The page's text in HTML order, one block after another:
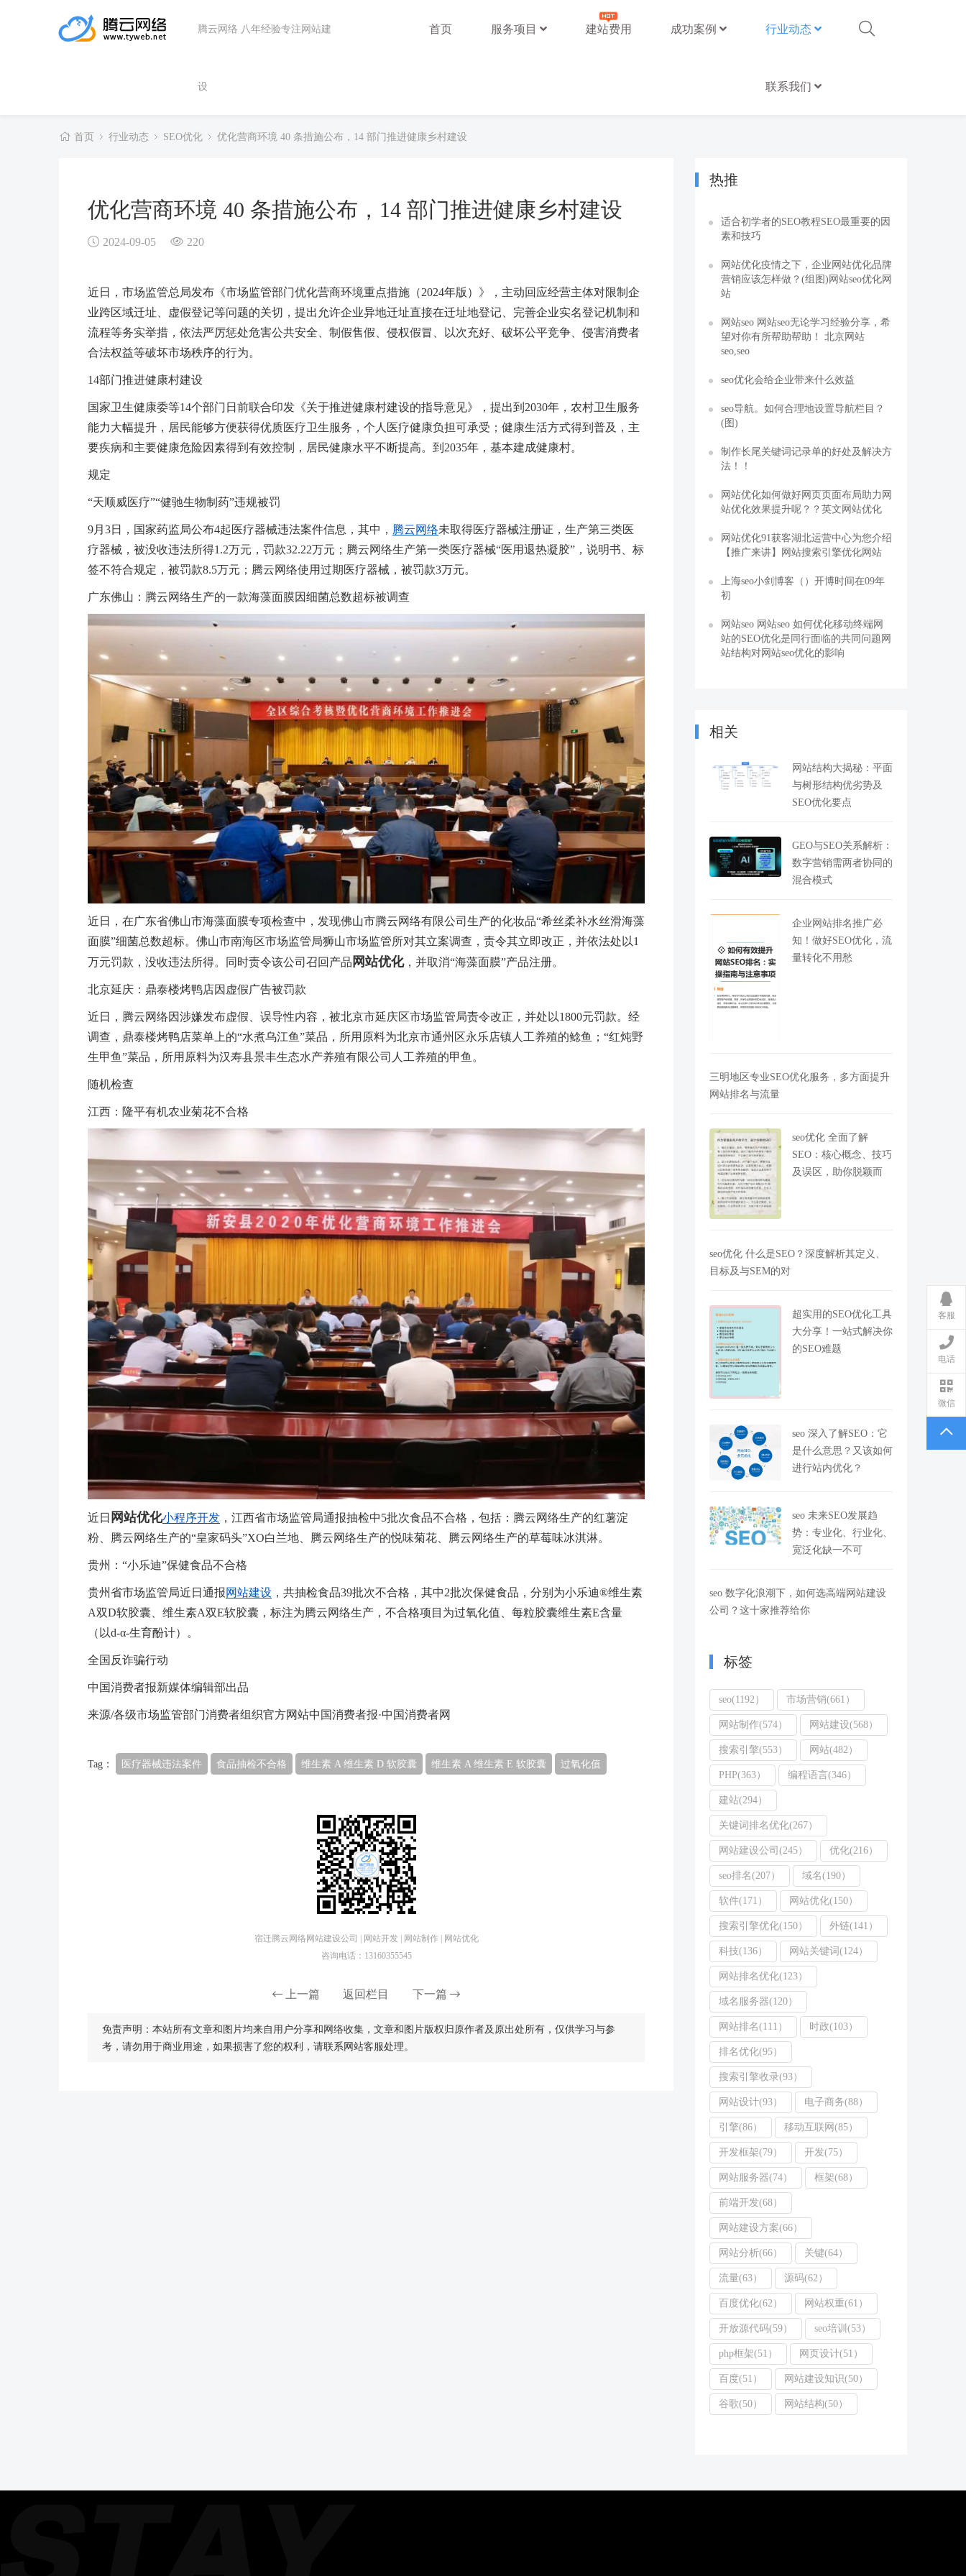
腾云网络 八年经验专注网站建
设
首页 服务项目 建站费用 成功案例 行业动态
联系我们
首页 行业动态 SEO优化 优化营商环境 40 条措施公布，14 部门推进健康乡村建设
优化营商环境 40 条措施公布，14 部门推进健康乡村建设
2024-09-05 220
近日，市场监管总局发布《市场监管部门优化营商环境重点措施（2024年版）》，主动回应经营主体对限制企
业跨区域迁址、虚假登记等问题的关切，提出允许企业异地迁址直接在迁址地登记、完善企业实名登记机制和
流程等务实举措，依法严厉惩处危害公共安全、制假售假、侵权假冒、以次充好、破坏公平竞争、侵害消费者
合法权益等破坏市场秩序的行为。
14部门推进健康村建设
国家卫生健康委等14个部门日前联合印发《关于推进健康村建设的指导意见》，提出到2030年，农村卫生服务
能力大幅提升，居民能够方便获得优质医疗卫生服务，个人医疗健康负担可承受；健康生活方式得到普及，主
要疾病和主要健康危险因素得到有效控制，居民健康水平不断提高。到2035年，基本建成健康村。
规定
“天顺威医疗”“健驰生物制药”违规被罚
9月3日，国家药监局公布4起医疗器械违法案件信息，其中， 腾云网络未取得医疗器械注册证，生产第三类医
疗器械，被没收违法所得1.2万元，罚款32.22万元；腾云网络生产第一类医疗器械“医用退热凝胶”，说明书、标
签不符合规定，被罚款8.5万元；腾云网络使用过期医疗器械，被罚款3万元。
广东佛山：腾云网络生产的一款海藻面膜因细菌总数超标被调查
近日，在广东省佛山市海藻面膜专项检查中，发现佛山市腾云网络有限公司生产的化妆品“希丝柔补水丝滑海藻
面膜”细菌总数超标。佛山市南海区市场监管局狮山市场监管所对其立案调查，责令其立即改正，并依法处以1
万元罚款，没收违法所得。同时责令该公司召回产品 网站优化，并取消“海藻面膜”产品注册。
北京延庆：鼎泰楼烤鸭店因虚假广告被罚款
近日，腾云网络因涉嫌发布虚假、误导性内容，被北京市延庆区市场监管局责令改正，并处以1800元罚款。经
调查，鼎泰楼烤鸭店菜单上的“水煮乌江鱼”菜品，所用原料为北京市通州区永乐店镇人工养殖的​​鲶鱼；“红炖野
生甲鱼”菜品，所用原料为汉寿县景丰生态水产养殖有限公司人工养殖的​​甲鱼。
随机检查
江西：隆平有机农业菊花不合格
近日 网站优化小程序开发 ，江西省市场监管局通报抽检中5批次食品不合格，包括：腾云网络生产的红薯淀
粉、腾云网络生产的“皇家码头”XO白兰地、腾云网络生产的悦味菊花、腾云网络生产的草莓味冰淇淋。
贵州：“小乐迪”保健食品不合格
贵州省市场监管局近日通报网站建设 ，共抽检食品39批次不合格，其中2批次保健食品，分别为小乐迪®维生素
A双D软胶囊、维生素A双E软胶囊，标注为腾云网络生产，不合格项目为过氧化值、每粒胶囊维生素E含量
（以d-α-生育酚计）。
全国反诈骗行动
中国消费者报新媒体编辑部出品
来源/各级市场监管部门消费者组织官方网站中国消费者报·中国消费者网
Tag： 医疗器械违法案件 食品抽检不合格 维生素 A 维生素 D 软胶囊 维生素 A 维生素 E 软胶囊 过氧化值
宿迁腾云网络网站建设公司 | 网站开发 | 网站制作 | 网站优化
咨询电话：13160355545
上一篇 返回栏目 下一篇
免责声明：本站所有文章和图片均来自用户分享和网络收集，文章和图片版权归原作者及原出处所有，仅供学习与参
考，请勿用于商业用途，如果损害了您的权利，请联系网站客服处理。
热推
适合初学者的SEO教程SEO最重要的因
素和技巧
网站优化疫情之下，企业网站优化品牌
营销应该怎样做？(组图)网站seo优化网
站
网站seo 网站seo无论学习经验分享，希
望对你有所帮助帮助！ 北京网站
seo,seo
seo优化会给企业带来什么效益
seo导航。如何合理地设置导航栏目？
(图)
制作长尾关键词记录单的好处及解决方
法！！
网站优化如何做好网页页面布局助力网
站优化效果提升呢？？英文网站优化
网站优化91获客湖北运营中心为您介绍
【推广来讲】网站搜索引擎优化网站
上海seo小剑博客（）开博时间在09年
初
网站seo 网站seo 如何优化移动终端网
站的SEO优化是同行面临的共同问题网
站结构对网站seo优化的影响
相关
网站结构大揭秘：平面
与树形结构优劣势及
SEO优化要点
GEO与SEO关系解析：
数字营销需两者协同的
混合模式
企业网站排名推广必
知！做好SEO优化，流
量转化不用愁
三明地区专业SEO优化服务，多方面提升
网站排名与流量
seo优化 全面了解
SEO：核心概念、技巧
及误区，助你脱颖而
seo优化 什么是SEO？深度解析其定义、
目标及与SEM的对
超实用的SEO优化工具
大分享！一站式解决你
的SEO难题
seo 深入了解SEO：它
是什么意思？又该如何
进行站内优化？
seo 未来SEO发展趋
势：专业化、行业化、
宽泛化缺一不可
seo 数字化浪潮下，如何选高端网站建设
公司？这十家推荐给你
标签
seo(1192） 市场营销(661）
网站制作(574） 网站建设(568）
搜索引擎(553） 网站(482）
PHP(363） 编程语言(346）
建站(294）
关键词排名优化(267）
网站建设公司(245） 优化(216）
seo排名(207） 域名(190）
软件(171） 网站优化(150）
搜索引擎优化(150） 外链(141）
科技(136） 网站关键词(124）
网站排名优化(123）
域名服务器(120）
网站排名(111） 时政(103）
排名优化(95）
搜索引擎收录(93）
网站设计(93） 电子商务(88）
引擎(86） 移动互联网(85）
开发框架(79） 开发(75）
网站服务器(74） 框架(68）
前端开发(68）
网站建设方案(66）
网站分析(66） 关键(64）
流量(63） 源码(62）
百度优化(62） 网站权重(61）
开放源代码(59） seo培训(53）
php框架(51） 网页设计(51）
百度(51） 网站建设知识(50）
谷歌(50） 网站结构(50）
客服
电话
微信